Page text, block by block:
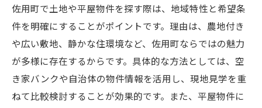
土地売買成功のために押さえるべき要点
佐用町で土地や平屋物件を探す際は、地域特性と希望条
件を明確にすることがポイントです。理由は、農地付き
や広い敷地、静かな住環境など、佐用町ならではの魅力
が多様に存在するからです。具体的な方法としては、空
き家バンクや自治体の物件情報を活用し、現地見学を重
ねて比較検討することが効果的です。また、平屋物件に